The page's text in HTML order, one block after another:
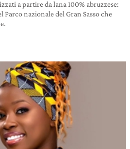
a partire da lana 100% abruzzese:
Parco nazionale del Gran Sasso che